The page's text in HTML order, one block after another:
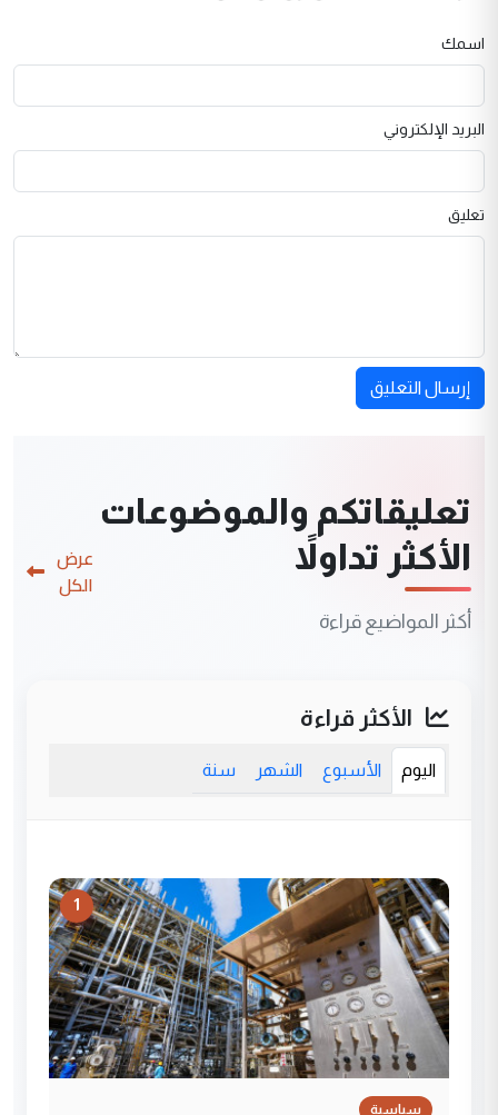
اسمك
البريد الإلكتروني
تعليق
إرسال التعليق
تعليقاتكم والموضوعات
الأكثر تداولاً
أكثر المواضيع قراءة
عرض
الكل
الأكثر قراءة
اليوم الأسبوع الشهر سنة
1
سياسية